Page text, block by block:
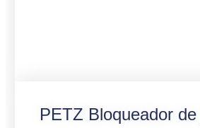
PETZ Bloqueador